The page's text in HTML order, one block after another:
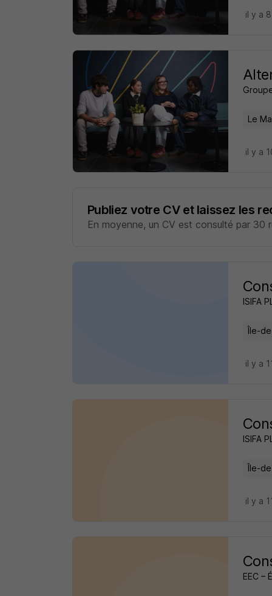
il y a
Le
il y a
Publiez votre CV et laissez les
En moyenne, un CV est consulté par 30
ISIFA
Île-
il y a
ISIFA
Île-
il y a
EEC –